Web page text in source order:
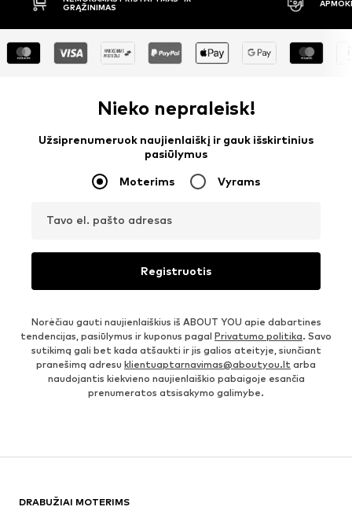
APMOKĖJIMAS PRISTAČIUS 30 DIENŲ
Nieko nepraleisk!
Užsiprenumeruok naujienlaiškį ir gauk išskirtinius
pasiūlymus
Moterims Vyrams
Tavo el. pašto adresas
Registruotis
Norėčiau gauti naujienlaiškius iš ABOUT YOU apie dabartines
tendencijas, pasiūlymus ir kuponus pagal Privatumo politika. Savo
sutikimą gali bet kada atšaukti ir jis galios ateityje, siunčiant
pranešimą adresu klientuaptarnavimas@aboutyou.lt arba
naudojantis kiekvieno naujienlaiškio pabaigoje esančia
prenumeratos atsisakymo galimybe.
DRABUŽIAI MOTERIMS